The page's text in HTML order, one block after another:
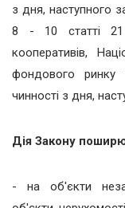
з дня, наступного
8 - 10 статті 21
кооперативів,
фондового ринку
чинності з дня,
Дія Закону
- на об'єкти